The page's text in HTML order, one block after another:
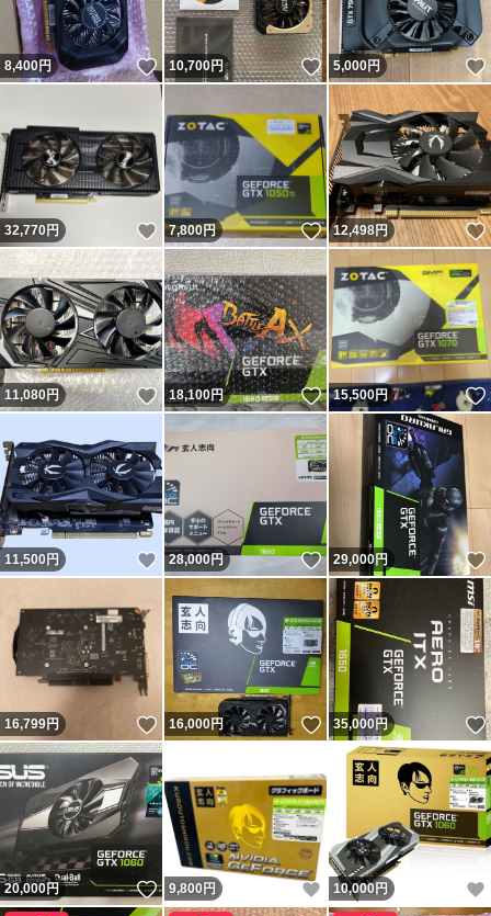
8,400円 いいね！
10,700円 いいね！
5,000円
32,770円 いいね！
7,800円 いいね！
12,498円
11,080円 いいね！
18,100円 いいね！
15,500円
11,500円 いいね！
28,000円 いいね！
29,000円
16,799円 いいね！
16,000円 いいね！
35,000円
20,000円 いいね！
9,800 円 いいね！
10,000 円